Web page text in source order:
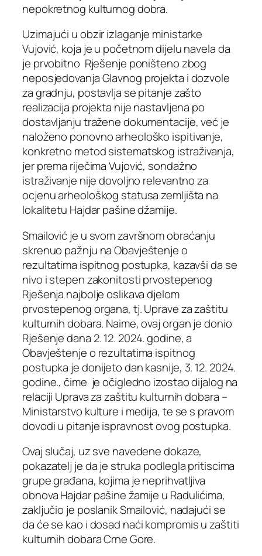
nepokretnog kulturnog dobra.
Uzimajući u obzir izlaganje ministarke
Vujović, koja je u početnom dijelu navela da
je prvobitno Rješenje poništeno zbog
neposjedovanja Glavnog projekta i dozvole
za gradnju, postavlja se pitanje zašto
realizacija projekta nije nastavljena po
dostavljanju tražene dokumentacije, već je
naloženo ponovno arheološko ispitivanje,
konkretno metod sistematskog istraživanja,
jer prema riječima Vujović, sondažno
istraživanje nije dovoljno relevantno za
ocjenu arheološkog statusa zemljišta na
lokalitetu Hajdar pašine džamije.
Smailović je u svom završnom obraćanju
skrenuo pažnju na Obavještenje o
rezultatima ispitnog postupka, kazavši da se
nivo i stepen zakonitosti prvostepenog
Rješenja najbolje oslikava djelom
prvostepenog organa, tj. Uprave za zaštitu
kulturnih dobara. Naime, ovaj organ je donio
Rješenje dana 2. 12. 2024. godine, a
Obavještenje o rezultatima ispitnog
postupka je donijeto dan kasnije, 3. 12. 2024.
godine., čime je očigledno izostao dijalog na
relaciji Uprava za zaštitu kulturnih dobara –
Ministarstvo kulture i medija, te se s pravom
dovodi u pitanje ispravnost ovog postupka.
Ovaj slučaj, uz sve navedene dokaze,
pokazatelj je da je struka podlegla pritiscima
grupe građana, kojima je neprihvatljiva
obnova Hajdar pašine žamije u Radulićima,
zaključio je poslanik Smailović, nadajući se
da će se kao i dosad naći kompromis u zaštiti
kulturnih dobara Crne Gore.